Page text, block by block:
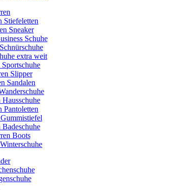
Stiefeletten
Sneaker
Schuhe
extra weit
Slipper
Sandalen
Hausschuhe
Pantoletten
Badeschuhe
Boots